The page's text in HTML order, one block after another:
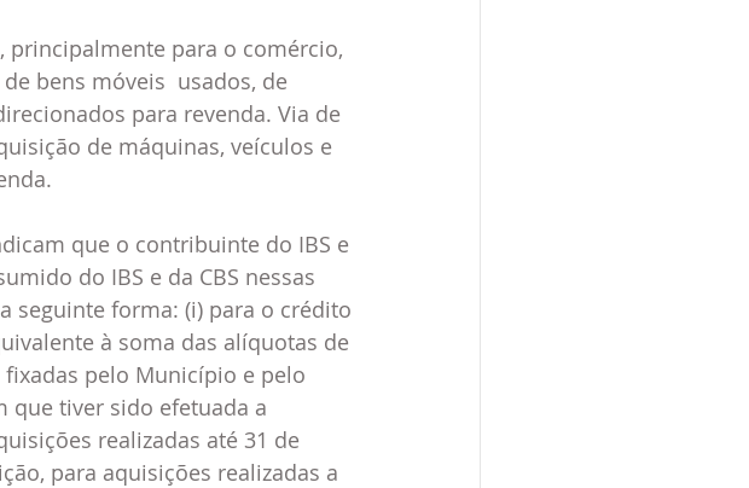
principalmente para o comércio,
bens móveis  usados, de
para revenda. Via de
de máquinas, veículos e
que o contribuinte do IBS e
do IBS e da CBS nessas
seguinte forma: (i) para o crédito
à soma das alíquotas de
pelo Município e pelo
que tiver sido efetuada a
realizadas até 31 de
para aquisições realizadas a